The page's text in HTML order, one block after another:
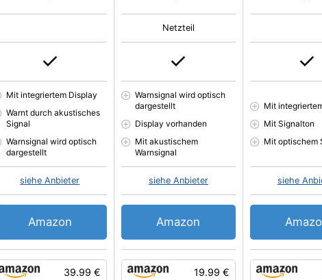
39.99 €
Mit integriertem Display
Warnt durch akustisches
Signal
Warnsignal wird optisch
dargestellt
siehe Anbieter
Amazon
19.99 €
Netzteil
Warnsignal wird optisch
dargestellt
Display vorhanden
Mit akustischem
Warnsignal
siehe Anbieter
Amazon
Mit
Mit Signalton
Mit optischem
siehe